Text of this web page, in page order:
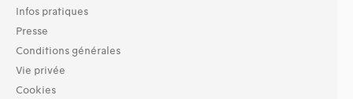
Infos pratiques
Presse
Conditions générales
Vie privée
Cookies